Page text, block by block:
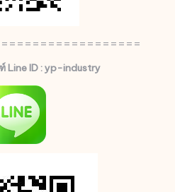
Line ID : yp-industry